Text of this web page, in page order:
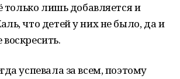
только лишь добавляется и
что детей у них не было, да и
успевала за всем, поэтому